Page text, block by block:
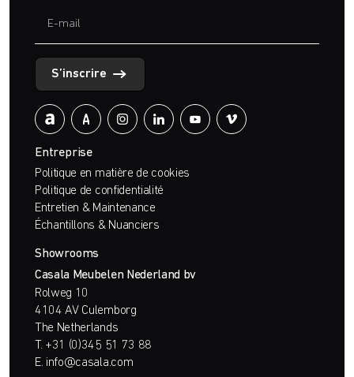
S’inscrire
Entreprise
Politique en matière de cookies
Politique de confidentialité
Entretien & Maintenance
Échantillons & Nuanciers
Showrooms
Casala Meubelen Nederland bv
Rolweg 10
4104 AV Culemborg
The Netherlands
T. +31 (0)345 51 73 88
E. info@casala.com